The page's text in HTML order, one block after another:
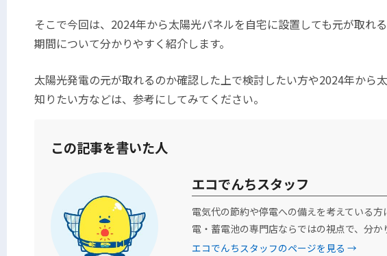
そこで今回は、 2024年から太陽光パネルを自宅に設置しても元が取れ
期間について分かりやすく紹介します。
太陽光発電の元が取れるのか確認した上で検討したい方や2024年から
知りたい方などは、参考にしてみてください。
この記事を書いた人
エコでんちスタッフ
電気代の節約や停電への備えを考えている
電・蓄電池の専門店ならではの視点で、分か
エコでんちスタッフのページを見る →